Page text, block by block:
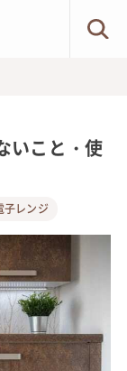
いこと・使
子レンジ